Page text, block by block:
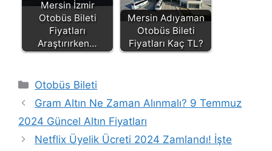
Mersin İzmir
Otobüs Bileti
Fiyatları
Araştırırken…
Mersin Adıyaman
Otobüs Bileti
Fiyatları Kaç TL?
Kategoriler
Otobüs Bileti
Gram Altın Ne Zaman Alınmalı? 9 Temmuz
2024 Güncel Altın Fiyatları
Netflix Üyelik Ücreti 2024 Zamlandı! İşte